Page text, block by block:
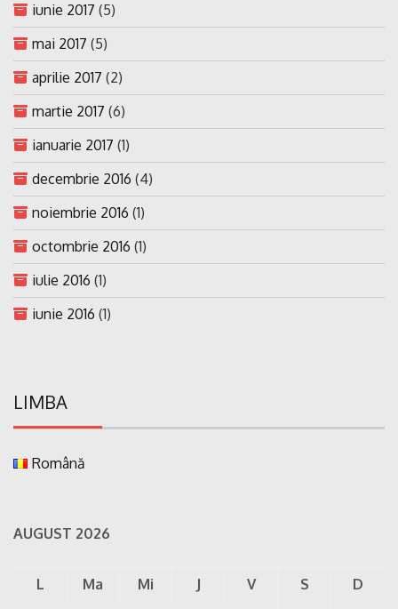
iunie 2017 (5)
mai 2017 (5)
aprilie 2017 (2)
martie 2017 (6)
ianuarie 2017 (1)
decembrie 2016 (4)
noiembrie 2016 (1)
octombrie 2016 (1)
iulie 2016 (1)
iunie 2016 (1)
LIMBA
Română
AUGUST 2026
L Ma Mi J V S D